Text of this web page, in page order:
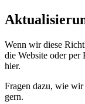
Wenn wir diese
die Website oder
hier.
Fragen dazu, wie
gern.